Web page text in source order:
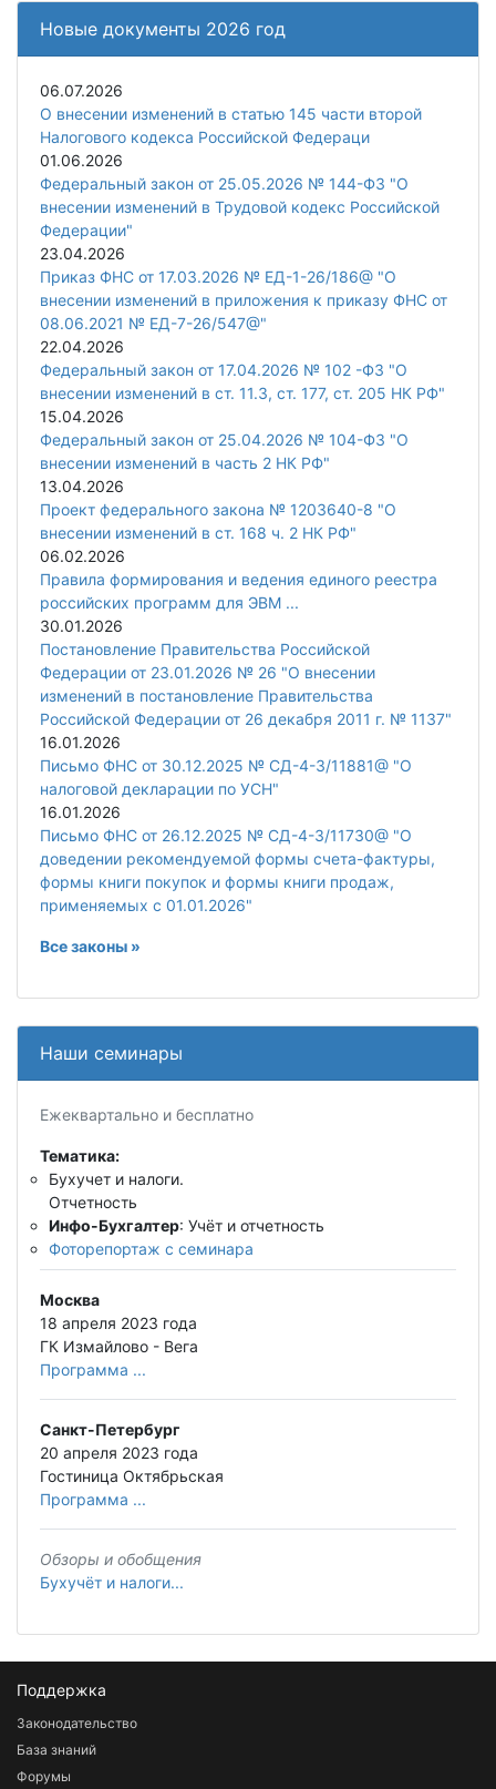
Новые документы 2026 год
06.07.2026
О внесении изменений в статью 145 части второй
Налогового кодекса Российской Федераци
01.06.2026
Федеральный закон от 25.05.2026 № 144-ФЗ "О
внесении изменений в Трудовой кодекс Российской
Федерации"
23.04.2026
Приказ ФНС от 17.03.2026 № ЕД-1-26/186@ "О
внесении изменений в приложения к приказу ФНС от
08.06.2021 № ЕД-7-26/547@"
22.04.2026
Федеральный закон от 17.04.2026 № 102 -ФЗ "О
внесении изменений в ст. 11.3, ст. 177, ст. 205 НК РФ"
15.04.2026
Федеральный закон от 25.04.2026 № 104-ФЗ "О
внесении изменений в часть 2 НК РФ"
13.04.2026
Проект федерального закона № 1203640-8 "О
внесении изменений в ст. 168 ч. 2 НК РФ"
06.02.2026
Правила формирования и ведения единого реестра
российских программ для ЭВМ ...
30.01.2026
Постановление Правительства Российской
Федерации от 23.01.2026 № 26 "О внесении
изменений в постановление Правительства
Российской Федерации от 26 декабря 2011 г. № 1137"
16.01.2026
Письмо ФНС от 30.12.2025 № СД-4-3/11881@ "О
налоговой декларации по УСН"
16.01.2026
Письмо ФНС от 26.12.2025 № СД-4-3/11730@ "О
доведении рекомендуемой формы счета-фактуры,
формы книги покупок и формы книги продаж,
применяемых с 01.01.2026"
Все законы »
Наши семинары
Ежеквартально и бесплатно
Тематика:
Бухучет и налоги.
Отчетность
Инфо-Бухгалтер: Учёт и отчетность
Фоторепортаж с семинара
Москва
18 апреля 2023 года
ГК Измайлово - Вега
Программа ...
Санкт-Петербург
20 апреля 2023 года
Гостиница Октябрьская
Программа ...
Обзоры и обобщения
Бухучёт и налоги...
Поддержка
Законодательство
База знаний
Форумы